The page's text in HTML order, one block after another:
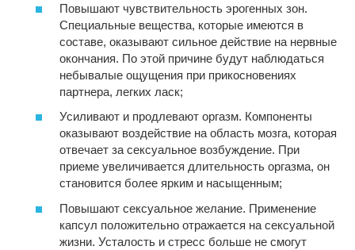
Повышают чувствительность эрогенных зон.
Специальные вещества, которые имеются в
составе, оказывают сильное действие на нервные
окончания. По этой причине будут наблюдаться
небывалые ощущения при прикосновениях
партнера, легких ласк;
Усиливают и продлевают оргазм. Компоненты
оказывают воздействие на область мозга, которая
отвечает за сексуальное возбуждение. При
приеме увеличивается длительность оргазма, он
становится более ярким и насыщенным;
Повышают сексуальное желание. Применение
капсул положительно отражается на сексуальной
жизни. Усталость и стресс больше не смогут